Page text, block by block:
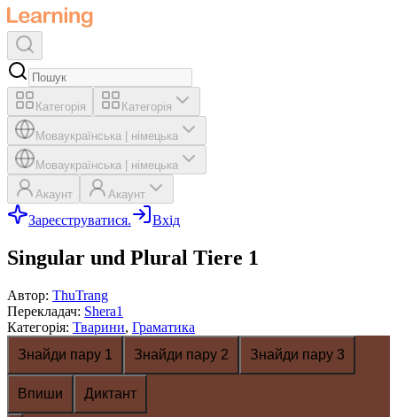
Категорія Категорія
Моваукраїнська німецька
Моваукраїнська німецька
Акаунт Акаунт
Зареєструватися. Вхід
Singular und Plural Tiere 1
Автор: ThuTrang
Перекладач: Shera1
Категорія: Тварини, Граматика
Знайди пару 1
Знайди пару 2 Знайди пару 3
Впиши Диктант